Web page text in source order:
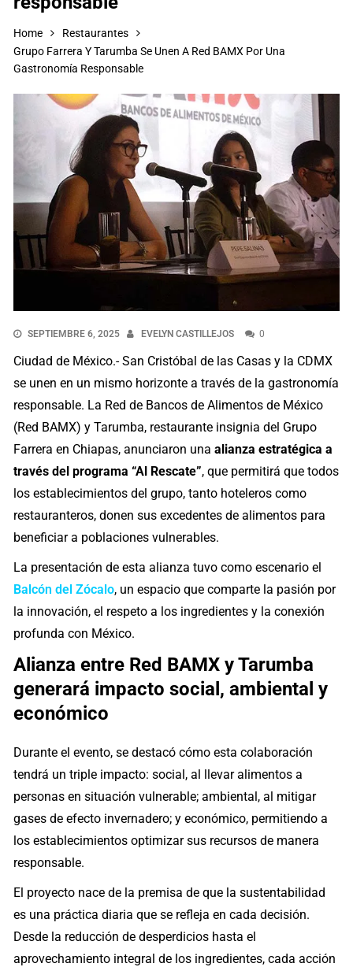
Home
Restaurantes
Grupo Farrera Y Tarumba Se Unen A Red BAMX Por Una
Gastronomía Responsable
SEPTIEMBRE 6, 2025 EVELYN CASTILLEJOS 0
Ciudad de México.- San Cristóbal de las Casas y la CDMX
se unen en un mismo horizonte a través de la gastronomía
responsable. La Red de Bancos de Alimentos de México
(Red BAMX) y Tarumba, restaurante insignia del Grupo
Farrera en Chiapas, anunciaron una alianza estratégica a
través del programa “Al Rescate”, que permitirá que todos
los establecimientos del grupo, tanto hoteleros como
restauranteros, donen sus excedentes de alimentos para
beneficiar a poblaciones vulnerables.
La presentación de esta alianza tuvo como escenario el
Balcón del Zócalo, un espacio que comparte la pasión por
la innovación, el respeto a los ingredientes y la conexión
profunda con México.
Alianza entre Red BAMX y Tarumba
generará impacto social, ambiental y
económico
Durante el evento, se destacó cómo esta colaboración
tendrá un triple impacto: social, al llevar alimentos a
personas en situación vulnerable; ambiental, al mitigar
gases de efecto invernadero; y económico, permitiendo a
los establecimientos optimizar sus recursos de manera
responsable.
El proyecto nace de la premisa de que la sustentabilidad
es una práctica diaria que se refleja en cada decisión.
Desde la reducción de desperdicios hasta el
aprovechamiento integral de los ingredientes, cada acción